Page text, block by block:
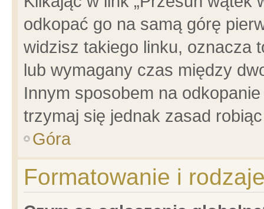
odkopać go na samą górę
widzisz takiego linku, oznacza
lub wymagany czas między
Innym sposobem na
trzymaj się jednak zasad
Góra
Formatowanie i